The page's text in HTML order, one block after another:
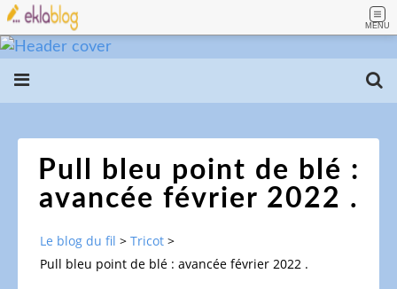
MENU
Pull bleu point de blé :
avancée février 2022 .
Le blog du fil > Tricot >
Pull bleu point de blé : avancée février 2022 .